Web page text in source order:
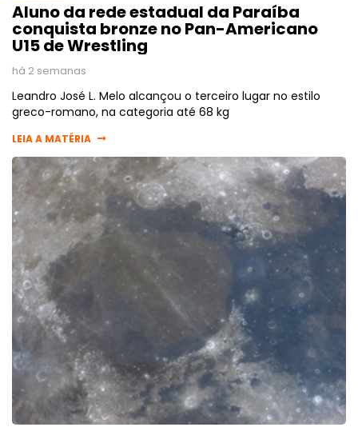
Aluno da rede estadual da Paraíba
conquista bronze no Pan-Americano
U15 de Wrestling
há 2 semanas
Leandro José L. Melo alcançou o terceiro lugar no estilo
greco-romano, na categoria até 68 kg
LEIA A MATÉRIA